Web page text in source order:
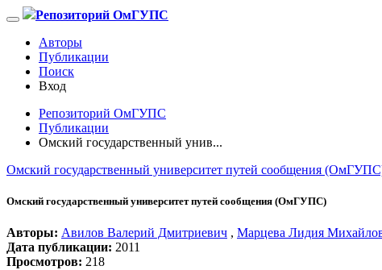
Репозиторий ОмГУПС
Авторы
Публикации
Поиск
Вход
Репозиторий ОмГУПС
Публикации
Омский государственный унив...
Омский государственный университет путей сообщения
Омский государственный университет путей сообщения (ОмГУПС)
Авторы: Авилов Валерий Дмитриевич , Марцева Лидия
Дата публикации: 2011
Просмотров: 218